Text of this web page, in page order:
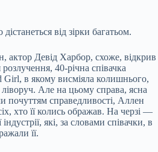
від зірки багатьом.
актор Девід Харбор, схоже, відкрив
40-річна співачка
Girl, в якому висміяла колишнього,
Але на цьому справа, ясна
почуттям справедливості, Аллен
хто її колись ображав. На черзі —
які, за словами співачки, в
її.